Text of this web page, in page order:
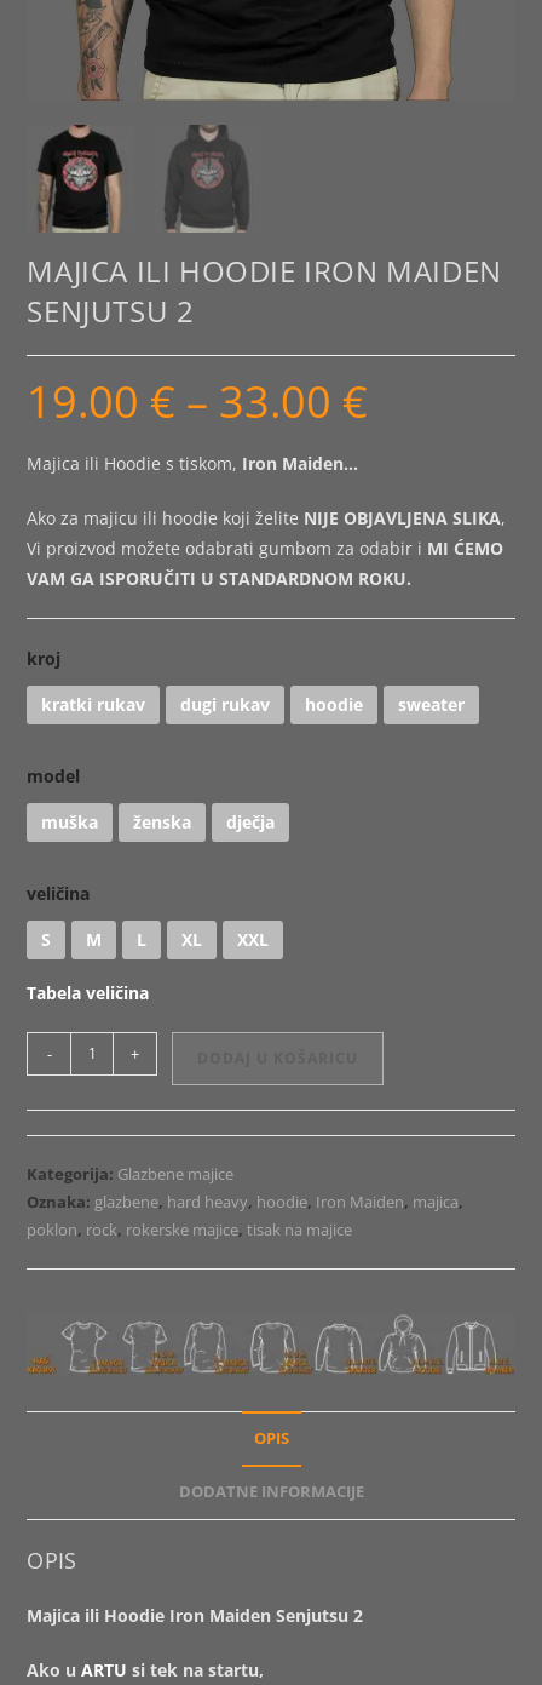
MAJICA ILI HOODIE IRON MAIDEN
SENJUTSU 2
19.00 € – 33.00 €
Majica ili Hoodie s tiskom, Iron Maiden…
Ako za majicu ili hoodie koji želite NIJE OBJAVLJENA SLIKA,
Vi proizvod možete odabrati gumbom za odabir i MI ĆEMO
VAM GA ISPORUČITI U STANDARDNOM ROKU.
kroj
kratki rukav
dugi rukav hoodie sweater
model
muška
ženska dječja
veličina
S
M L XL XXL
Tabela veličina
ili
Hoodie
Iron
Maiden
Senjutsu
2
- +
Kategorija: Glazbene majice
Oznaka: glazbene, hard heavy, hoodie, Iron Maiden, majica,
poklon, rock, rokerske majice,tisak na majice
OPIS
DODATNE INFORMACIJE
OPIS
Majica ili Hoodie Iron Maiden Senjutsu 2
Ako uARTU si tek na startu,